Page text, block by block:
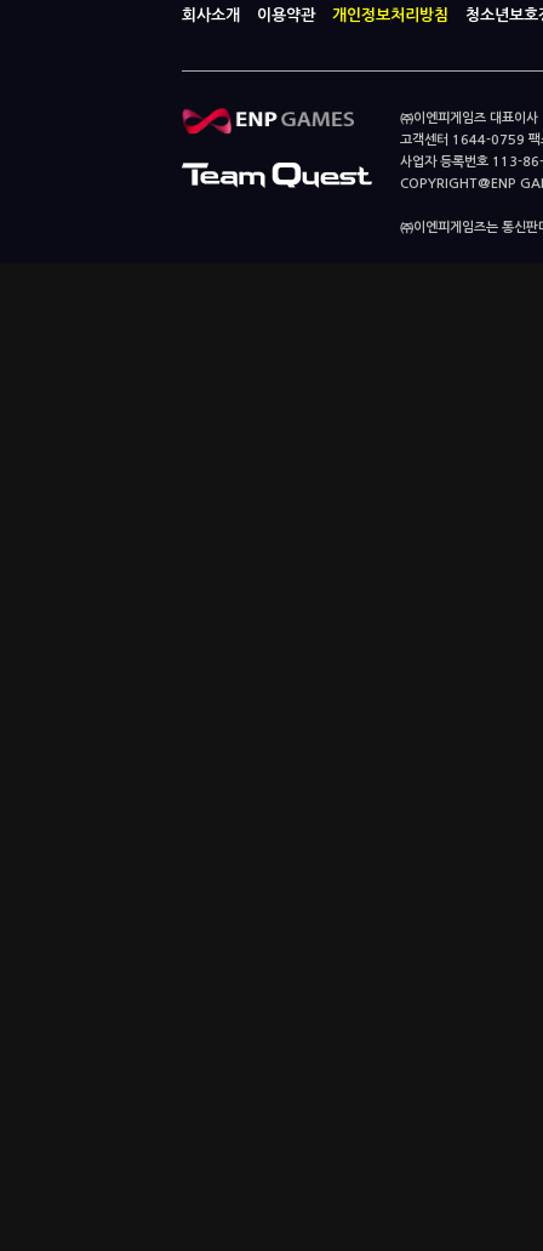
회사소개 이용약관 개인정보처리방침 청소년보호
㈜이엔피게임즈 대표이
고객센터 1644-0759
사업자 등록번호 113-
COPYRIGHT@ENP
㈜이엔피게임즈는 통신판